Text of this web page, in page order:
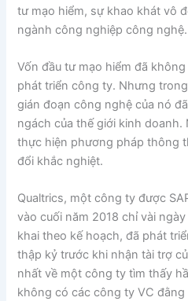
tư mạo hiểm, sự khao khát vô
ngành công nghiệp công nghệ.
Vốn đầu tư mạo hiểm đã
phát triển công ty. Nhưng
gián đoạn công nghệ của nó
ngách của thế giới kinh
thực hiện phương pháp thông
đổi khắc nghiệt.
Qualtrics, một công ty được
vào cuối năm 2018 chỉ vài
khai theo kế hoạch, đã phát
thập kỷ trước khi nhận tài trợ
nhất về một công ty tìm thấy
không có các công ty VC